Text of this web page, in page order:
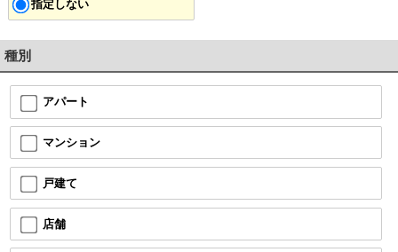
指定しない
種別
アパート
マンション
戸建て
店舗